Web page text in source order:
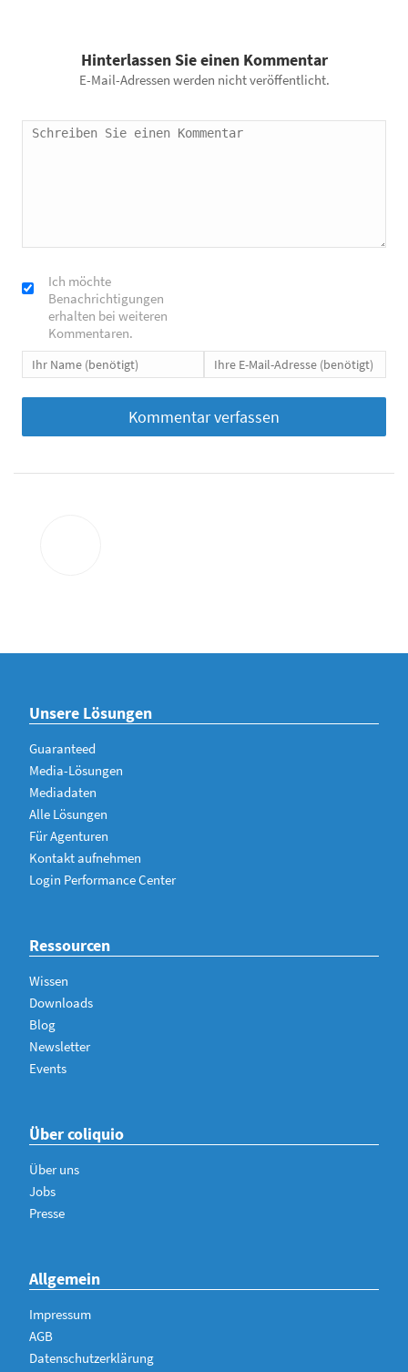
Hinterlassen Sie einen Kommentar
E-Mail-Adressen werden nicht veröffentlicht.
Ich möchte
Benachrichtigungen
erhalten bei weiteren
Kommentaren.
Unsere Lösungen
Guaranteed
Media-Lösungen
Mediadaten
Alle Lösungen
Für Agenturen
Kontakt aufnehmen
Login Performance Center
Ressourcen
Wissen
Downloads
Blog
Newsletter
Events
Über coliquio
Über uns
Jobs
Presse
Allgemein
Impressum
AGB
Datenschutzerklärung